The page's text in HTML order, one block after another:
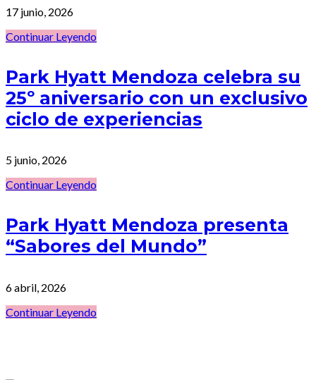
17 junio, 2026
Continuar Leyendo
Park Hyatt Mendoza celebra su
25º aniversario con un exclusivo
ciclo de experiencias
5 junio, 2026
Continuar Leyendo
Park Hyatt Mendoza presenta
“Sabores del Mundo”
6 abril, 2026
Continuar Leyendo